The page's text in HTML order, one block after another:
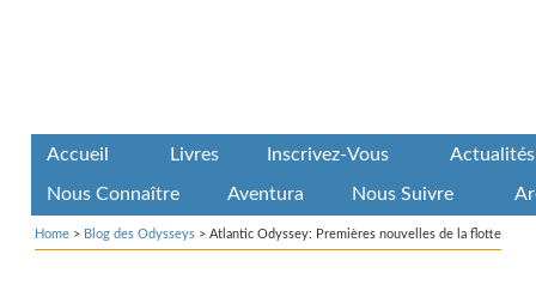
Accueil Livres Inscrivez-Vous Actualités
Nous Connaître Aventura Nous Suivre
Home > Blog des Odysseys > Atlantic Odyssey: Premières nouvelles de la flotte